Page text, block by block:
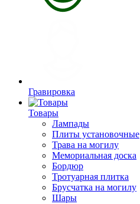
Гравировка
Товары
Лампады
Плиты установочные
Трава на могилу
Мемориальная доска
Бордюр
Тротуарная плитка
Брусчатка на могилу
Шары